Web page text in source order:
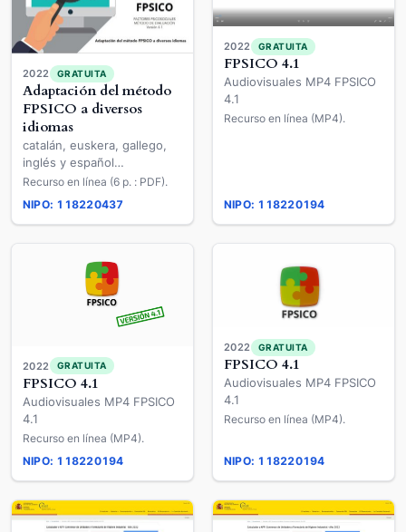
2022 GRATUITA
Adaptación del método
FPSICO a diversos
idiomas
catalán, euskera, gallego,
inglés y español
internacional
Recurso en línea (6 p. : PDF).
NIPO: 118220437
2022 GRATUITA
FPSICO 4.1
Audiovisuales MP4 FPSICO
4.1
Recurso en línea (MP4).
NIPO: 118220194
2022 GRATUITA
FPSICO 4.1
Audiovisuales MP4 FPSICO
4.1
Recurso en línea (MP4).
NIPO: 118220194
2022 GRATUITA
FPSICO 4.1
Audiovisuales MP4 FPSICO
4.1
Recurso en línea (MP4).
NIPO: 118220194